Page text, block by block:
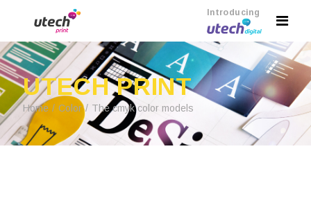
Introducing
UTECH PRINT
Home Color The cmyk color models